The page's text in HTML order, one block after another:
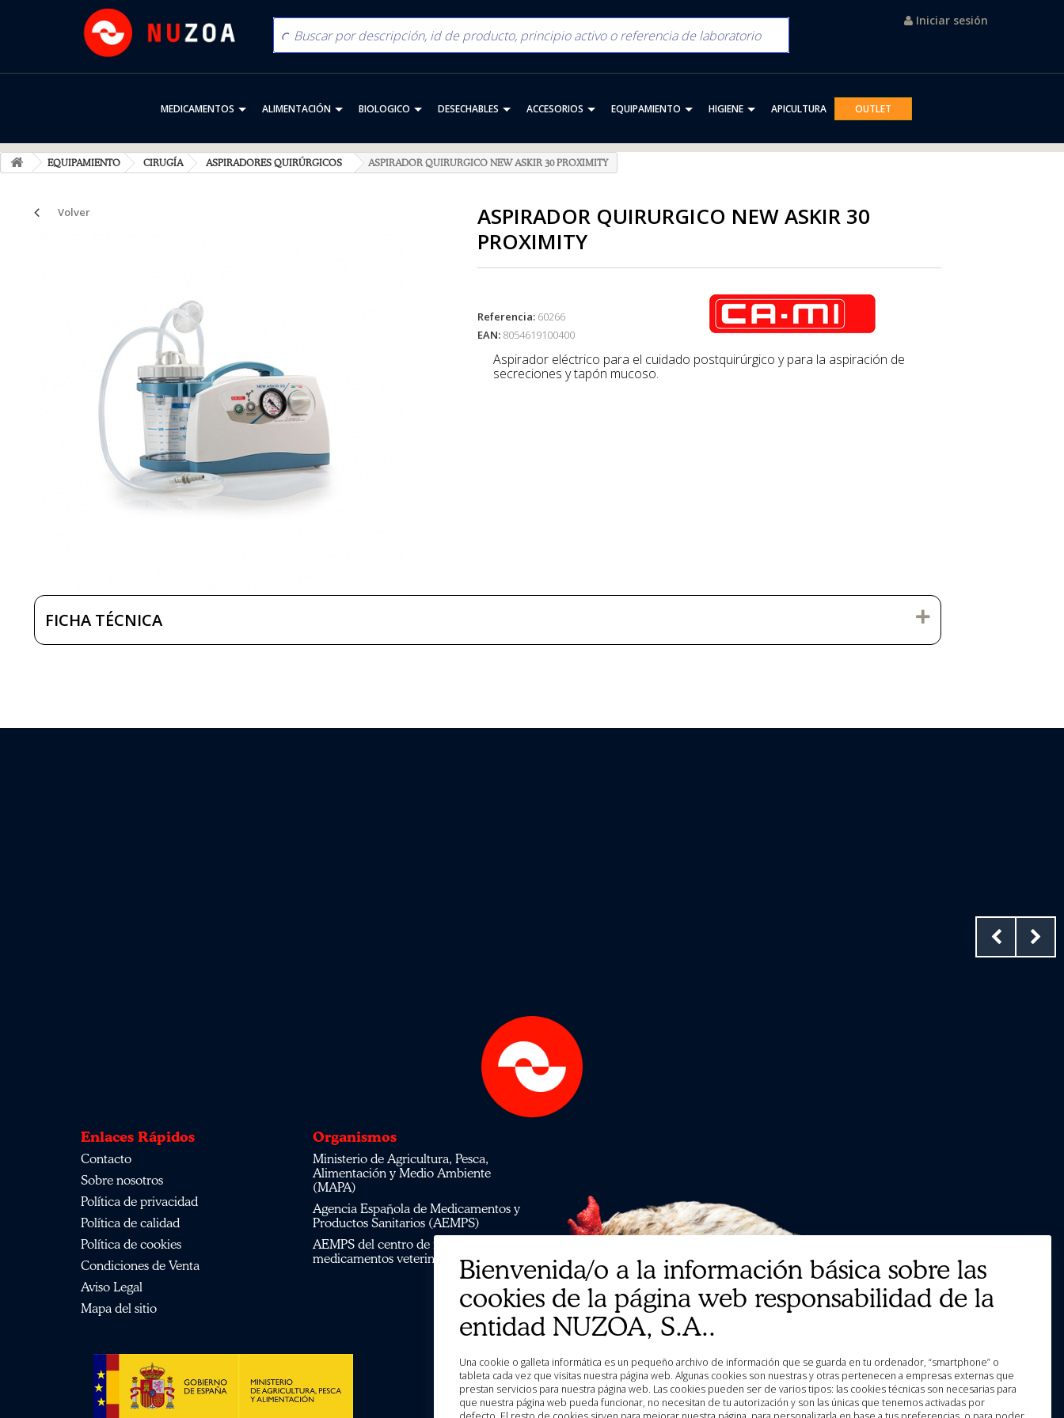
Iniciar sesión
MEDICAMENTOS ALIMENTACIÓN BIOLOGICO DESECHABLES ACCESORIOS EQUIPAMIENTO HIGIENE APICULTURA OUTLET
EQUIPAMIENTO CIRUGÍA ASPIRADORES QUIRÚRGICOS ASPIRADOR QUIRURGICO NEW ASKIR 30 PROXIMITY
Volver
ASPIRADOR QUIRURGICO NEW ASKIR 30
PROXIMITY
Referencia: 60266
EAN: 8054619100400
Aspirador eléctrico para el cuidado postquirúrgico y para la aspiración de
secreciones y tapón mucoso.
FICHA TÉCNICA
Enlaces Rápidos
Contacto
Sobre nosotros
Política de privacidad
Política de calidad
Política de cookies
Condiciones de Venta
Aviso Legal
Mapa del sitio
Organismos
Ministerio de Agricultura, Pesca,
Alimentación y Medio Ambiente
(MAPA)
Agencia Española de Medicamentos y
Productos Sanitarios (AEMPS)
AEMPS del centro de información de
medicamentos veterinarios CIMAVETBienvenida/o a la información básica sobre las
cookies de la página web responsabilidad de la
entidad NUZOA, S.A..
Una cookie o galleta informática es un pequeño archivo de información que se guarda en tu ordenador, “smartphone” o
tableta cada vez que visitas nuestra página web. Algunas cookies son nuestras y otras pertenecen a empresas externas que
prestan servicios para nuestra página web. Las cookies pueden ser de varios tipos: las cookies técnicas son necesarias para
que nuestra página web pueda funcionar, no necesitan de tu autorización y son las únicas que tenemos activadas por